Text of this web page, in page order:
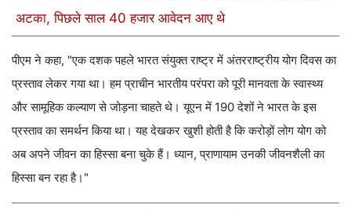
अटका, पिछले साल 40 हजार आवेदन आए थे
पीएम ने कहा, "एक दशक पहले भारत संयुक्त राष्ट्र में अंतरराष्ट्रीय योग दिवस का
प्रस्ताव लेकर गया था। हम प्राचीन भारतीय परंपरा को पूरी मानवता के स्वास्थ्य
और सामूहिक कल्याण से जोड़ना चाहते थे। यूएन में 190 देशों ने भारत के इस
प्रस्ताव का समर्थन किया था। यह देखकर खुशी होती है कि करोड़ों लोग योग को
अब अपने जीवन का हिस्सा बना चुके हैं। ध्यान, प्राणायाम उनकी जीवनशैली का
हिस्सा बन रहा है।"